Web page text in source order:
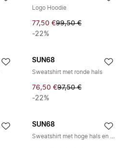
Logo Hoodie
77,50 €99,50 €
-22%
SUN68
Sweatshirt met ronde hals
76,50 €97,50 €
-22%
SUN68
Sweatshirt met hoge hals en rits